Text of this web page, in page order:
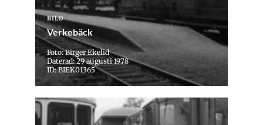
BILD
Verkebäck
Foto: Birger Ekelid
Daterad: 29 augusti 1978
ID: BIEK01365